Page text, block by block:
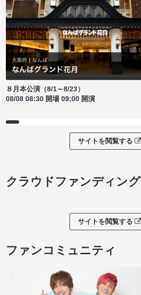
８月本公演（8/1～8/23）
08/08 08:30 開場 09:00 開演
サイトを閲覧する
クラウドファンディング
サイトを閲覧する
ファンコミュニティ